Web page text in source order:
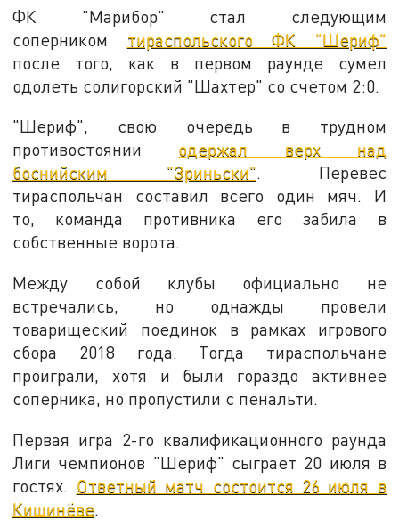
ФК "Марибор" стал следующим
соперником тираспольского ФК "Шериф"
после того, как в первом раунде сумел
одолеть солигорский "Шахтер" со счетом 2:0.
"Шериф", свою очередь в трудном
противостоянии одержал верх над
боснийским "Зриньски". Перевес
тираспольчан составил всего один мяч. И
то, команда противника его забила в
собственные ворота.
Между собой клубы официально не
встречались, но однажды провели
товарищеский поединок в рамках игрового
сбора 2018 года. Тогда тираспольчане
проиграли, хотя и были гораздо активнее
соперника, но пропустили с пенальти.
Первая игра 2-го квалификационного раунда
Лиги чемпионов "Шериф" сыграет 20 июля в
гостях. Ответный матч состоится 26 июля в
Кишинёве.